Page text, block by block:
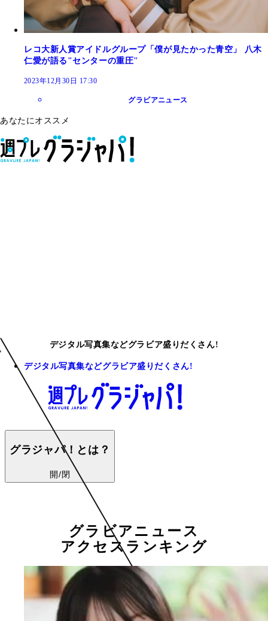
レコ大新人賞アイドルグループ「僕が見たかった青空」 八木
仁愛が語る"センターの重圧"
2023年12月30日 17:30
グラビアニュース
あなたにオススメ
デジタル写真集などグラビア盛りだくさん!
デジタル写真集などグラビア盛りだくさん!
グラジャパ！とは？
開/閉
グラビアニュース
アクセスランキング